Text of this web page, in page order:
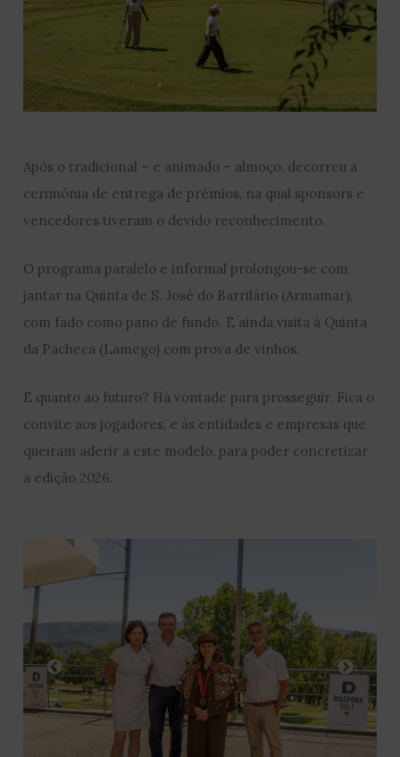
Após o tradicional – e animado – almoço, decorreu a
cerimónia de entrega de prémios, na qual sponsors e
vencedores tiveram o devido reconhecimento.
O programa paralelo e informal prolongou-se com
jantar na Quinta de S. José do Barrilário (Armamar),
com fado como pano de fundo. E ainda visita à Quinta
da Pacheca (Lamego) com prova de vinhos.
E quanto ao futuro? Há vontade para prosseguir. Fica o
convite aos jogadores, e às entidades e empresas que
queiram aderir a este modelo, para poder concretizar
a edição 2026.